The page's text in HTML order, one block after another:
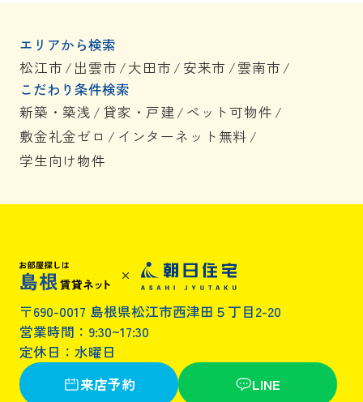
エリアから検索
松江市 / 出雲市 /大田市 / 安来市 /雲南市 /
こだわり条件検索
新築・築浅 / 貸家・戸建/ ペット可物件 /
敷金礼金ゼロ / インターネット無料 /
学生向け物件
〒690-0017 島根県松江市西津田５丁目2-20
営業時間：9:30~17:30
定休日：水曜日
来店予約
LINE